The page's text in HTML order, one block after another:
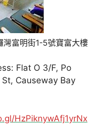
灣富明街1-5號寶富大樓
Flat O 3/F, Po
Causeway Bay
HzPiknywAfj1yrNx